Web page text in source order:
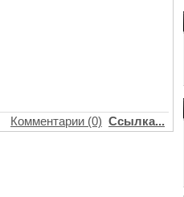
Комментарии (0) Ссылка...